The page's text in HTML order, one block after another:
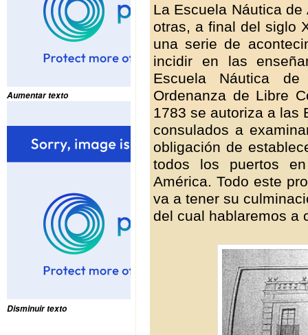
Aumentar texto
Disminuir texto
La Escuela Náutica
otras, a final del siglo
una serie de
incidir en las
Escuela Náutica
Ordenanza de Libre
1783 se autoriza a las
consulados a
obligación de
todos los puertos
América. Todo este
va a tener su
del cual hablaremos a